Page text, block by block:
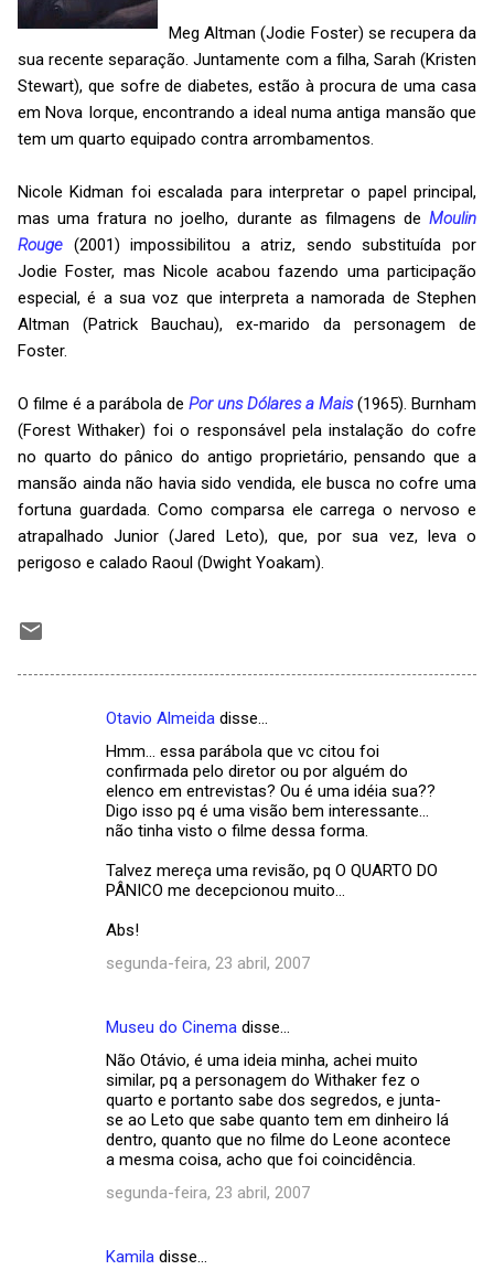
Meg Altman (Jodie Foster) se recupera da
sua recente separação. Juntamente com a filha, Sarah (Kristen
Stewart), que sofre de diabetes, estão à procura de uma casa
em Nova Iorque, encontrando a ideal numa antiga mansão que
tem um quarto equipado contra arrombamentos.
Nicole Kidman foi escalada para interpretar o papel principal,
mas uma fratura no joelho, durante as filmagens de Moulin
Rouge (2001) impossibilitou a atriz, sendo substituída por
Jodie Foster, mas Nicole acabou fazendo uma participação
especial, é a sua voz que interpreta a namorada de Stephen
Altman (Patrick Bauchau), ex-marido da personagem de
Foster.
O filme é a parábola de Por uns Dólares a Mais(1965). Burnham
(Forest Withaker) foi o responsável pela instalação do cofre
no quarto do pânico do antigo proprietário, pensando que a
mansão ainda não havia sido vendida, ele busca no cofre uma
fortuna guardada. Como comparsa ele carrega o nervoso e
atrapalhado Junior (Jared Leto), que, por sua vez, leva o
perigoso e calado Raoul (Dwight Yoakam).
Otavio Almeida disse…
Hmm... essa parábola que vc citou foi
confirmada pelo diretor ou por alguém do
elenco em entrevistas? Ou é uma idéia sua??
Digo isso pq é uma visão bem interessante...
não tinha visto o filme dessa forma.
Talvez mereça uma revisão, pq O QUARTO DO
PÂNICO me decepcionou muito...
Abs!
segunda-feira, 23 abril, 2007
Museu do Cinema disse…
Não Otávio, é uma ideia minha, achei muito
similar, pq a personagem do Withaker fez o
quarto e portanto sabe dos segredos, e junta-
se ao Leto que sabe quanto tem em dinheiro lá
dentro, quanto que no filme do Leone acontece
a mesma coisa, acho que foi coincidência.
segunda-feira, 23 abril, 2007
Kamila disse…